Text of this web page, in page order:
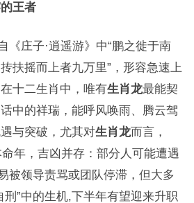
王者
《庄子·逍遥游》中“鹏之徙于南
扶摇而上者九万里”，形容急速上
十二生肖中，唯有生肖龙最能契
中的祥瑞，能呼风唤雨、腾云驾
与突破，尤其对生肖龙而言，
年，吉凶并存：部分人可能遭遇
被领导责骂或团队停滞，但大多
刑”中的生机,下半年有望迎来升职